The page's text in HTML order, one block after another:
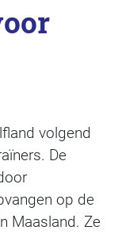
volgend
De
op de
Maasland. Ze